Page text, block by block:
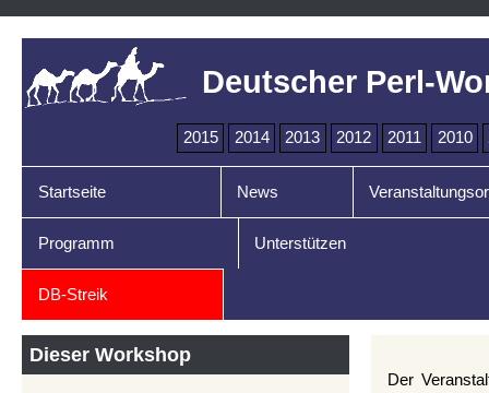
Deutscher Perl-
2015 2014 2013 2012 2011 2010
Startseite News
Programm Unterstützen
DB-Streik
Dieser Workshop
Der